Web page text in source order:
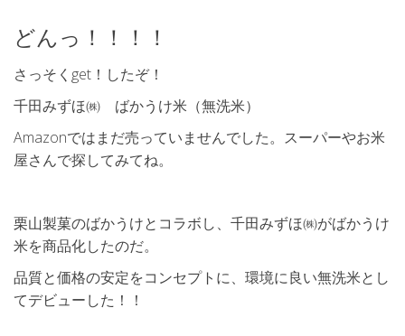
どんっ！！！！
さっそくget！したぞ！
千田みずほ㈱ ばかうけ米（無洗米）
Amazonではまだ売っていませんでした。スーパーやお米
屋さんで探してみてね。
栗山製菓のばかうけとコラボし、千田みずほ㈱がばかうけ
米を商品化したのだ。
品質と価格の安定をコンセプトに、環境に良い無洗米とし
てデビューした！！